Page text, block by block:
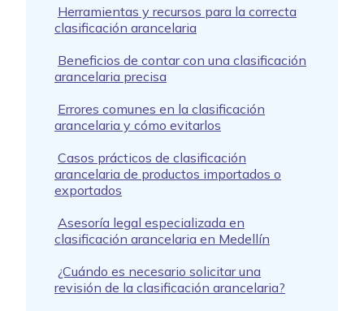
Herramientas y recursos para la correcta
clasificación arancelaria
Beneficios de contar con una clasificación
arancelaria precisa
Errores comunes en la clasificación
arancelaria y cómo evitarlos
Casos prácticos de clasificación
arancelaria de productos importados o
exportados
Asesoría legal especializada en
clasificación arancelaria en Medellín
¿Cuándo es necesario solicitar una
revisión de la clasificación arancelaria?